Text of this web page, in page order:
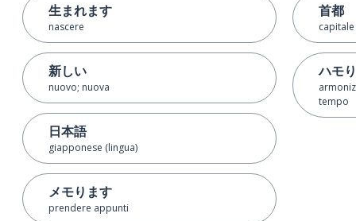
生まれます
nascere
新しい
nuovo; nuova
日本語
giapponese (lingua)
メモります
prendere appunti
首都
ハモ
tempo